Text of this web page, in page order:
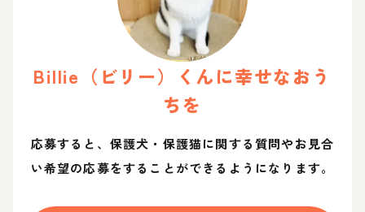
Billie（ビリー） くんに幸せなおう
ちを
応募すると、保護犬・保護猫に関する質問やお見合
い希望の応募をすることができるようになります。